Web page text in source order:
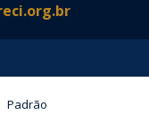
Padrão